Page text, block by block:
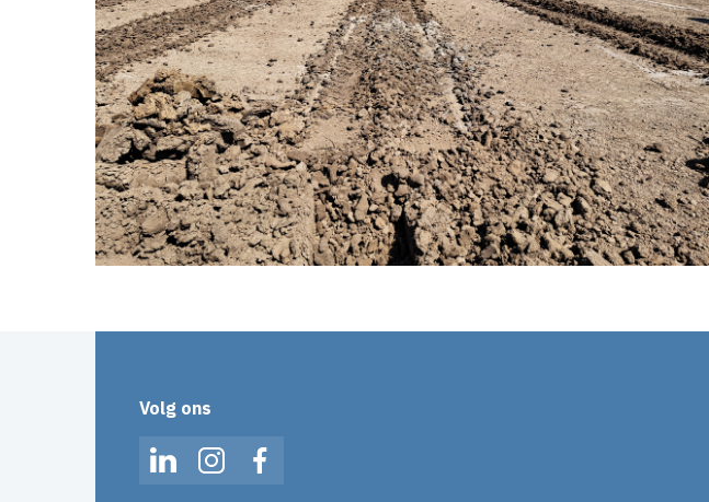
Volg ons
LinkedInInstagramFacebook